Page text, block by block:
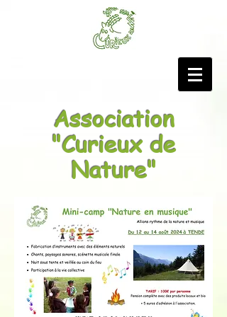
Association
"Curieux de
Nature"